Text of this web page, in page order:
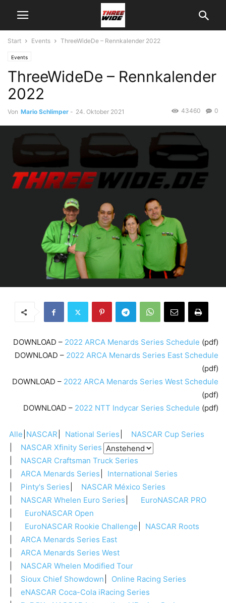
Start Events ThreeWideDe – Rennkalender 2022
Events
ThreeWideDe – Rennkalender
2022
Von Mario Schlimper - 24. Oktober 2021 0
43460
DOWNLOAD – 2022 ARCA Menards Series Schedule (pdf)
DOWNLOAD – 2022 ARCA Menards Series East Schedule
(pdf)
DOWNLOAD – 2022 ARCA Menards Series West Schedule
(pdf)
DOWNLOAD – 2022 NTT Indycar Series Schedule (pdf)
Alle NASCAR National Series
NASCAR Cup Series
NASCAR Xfinity Series
NASCAR Craftsman Truck Series
ARCA Menards Series
International Series
Pinty's Series
NASCAR México Series
NASCAR Whelen Euro Series
EuroNASCAR PRO
EuroNASCAR Open
EuroNASCAR Rookie Challenge
NASCAR Roots
ARCA Menards Series East
ARCA Menards Series West
NASCAR Whelen Modified Tour
Sioux Chief Showdown
Online Racing Series
eNASCAR Coca-Cola iRacing Series